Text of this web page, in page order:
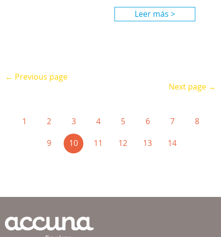
Leer más >
← Previous page
Next page →
1 2 3 4 5 6 7
8
9
10(current)
11 12 13 14